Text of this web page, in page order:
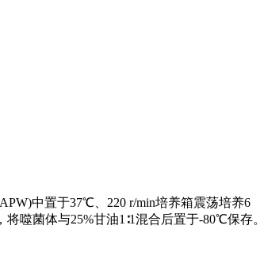
中置于37℃、220 r/min培养箱震荡培养6
噬菌体与25%甘油1∶1混合后置于-80℃保存。